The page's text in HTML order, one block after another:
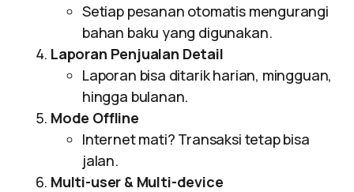
Setiap pesanan otomatis mengurangi
bahan baku yang digunakan.
Laporan Penjualan Detail
Laporan bisa ditarik harian, mingguan,
hingga bulanan.
Mode Offline
Internet mati? Transaksi tetap bisa
jalan.
Multi-user & Multi-device